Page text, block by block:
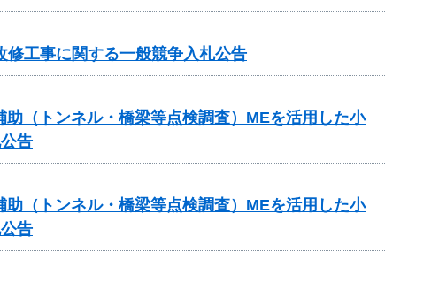
修工事に関する一般競争入札公告
（トンネル・橋梁等点検調査）MEを活用した小
告
（トンネル・橋梁等点検調査）MEを活用した小
告